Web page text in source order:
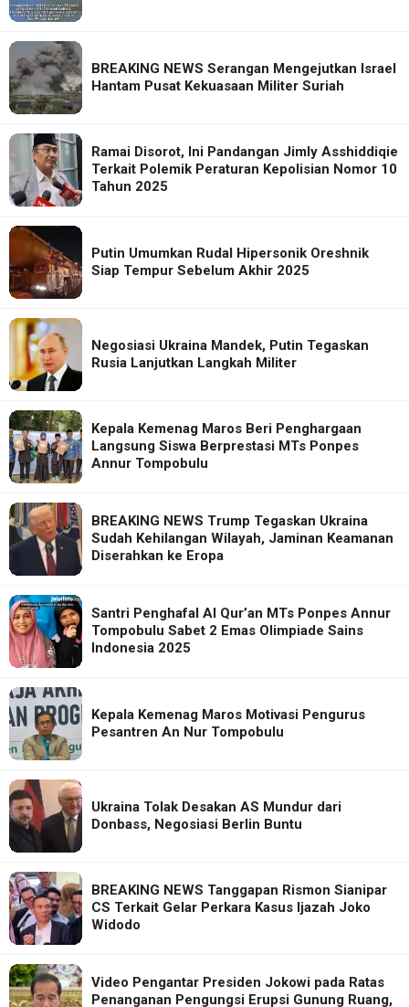
BREAKING NEWS Serangan Mengejutkan Israel
Hantam Pusat Kekuasaan Militer Suriah
Ramai Disorot, Ini Pandangan Jimly Asshiddiqie
Terkait Polemik Peraturan Kepolisian Nomor 10
Tahun 2025
Putin Umumkan Rudal Hipersonik Oreshnik
Siap Tempur Sebelum Akhir 2025
Negosiasi Ukraina Mandek, Putin Tegaskan
Rusia Lanjutkan Langkah Militer
Kepala Kemenag Maros Beri Penghargaan
Langsung Siswa Berprestasi MTs Ponpes
Annur Tompobulu
BREAKING NEWS Trump Tegaskan Ukraina
Sudah Kehilangan Wilayah, Jaminan Keamanan
Diserahkan ke Eropa
Santri Penghafal Al Qur’an MTs Ponpes Annur
Tompobulu Sabet 2 Emas Olimpiade Sains
Indonesia 2025
Kepala Kemenag Maros Motivasi Pengurus
Pesantren An Nur Tompobulu
Ukraina Tolak Desakan AS Mundur dari
Donbass, Negosiasi Berlin Buntu
BREAKING NEWS Tanggapan Rismon Sianipar
CS Terkait Gelar Perkara Kasus Ijazah Joko
Widodo
Video Pengantar Presiden Jokowi pada Ratas
Penanganan Pengungsi Erupsi Gunung Ruang,